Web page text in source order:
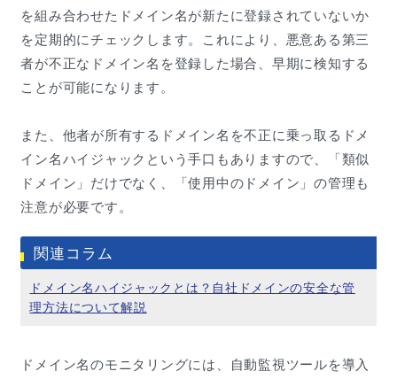
を組み合わせたドメイン名が新たに登録されていないか
を定期的にチェックします。これにより、悪意ある第三
者が不正なドメイン名を登録した場合、早期に検知する
ことが可能になります。
また、他者が所有するドメイン名を不正に乗っ取るドメ
イン名ハイジャックという手口もありますので、「類似
ドメイン」だけでなく、「使用中のドメイン」の管理も
注意が必要です。
関連コラム
ドメイン名ハイジャックとは？自社ドメインの安全な管
理方法について解説
ドメイン名のモニタリングには、自動監視ツールを導入